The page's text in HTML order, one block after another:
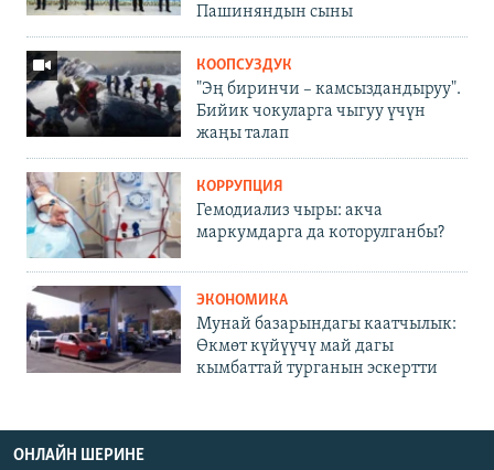
Пашиняндын сыны
КООПСУЗДУК
"Эң биринчи – камсыздандыруу".
Бийик чокуларга чыгуу үчүн
жаңы талап
КОРРУПЦИЯ
Гемодиализ чыры: акча
маркумдарга да которулганбы?
ЭКОНОМИКА
Мунай базарындагы каатчылык:
Өкмөт күйүүчү май дагы
кымбаттай турганын эскертти
ОНЛАЙН ШЕРИНЕ